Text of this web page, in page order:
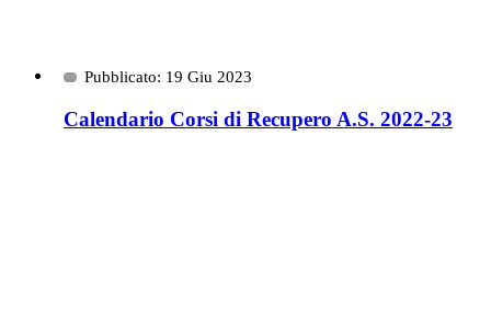
Pubblicato: 19 Giu 2023
Calendario Corsi di Recupero A.S. 2022-23